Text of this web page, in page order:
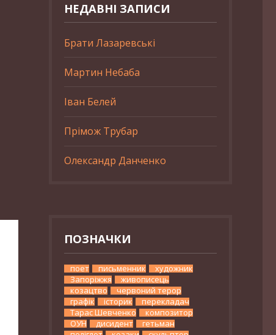
НЕДАВНІ ЗАПИСИ
Брати Лазаревські
Мартин Небаба
Іван Белей
Прімож Трубар
Олександр Данченко
ПОЗНАЧКИ
поет письменник
художник
Запоріжжя
живописець
козацтво
червоний терор
графік
історик
перекладач
Тарас Шевченко
композитор
ОУН
дисидент
гетьман